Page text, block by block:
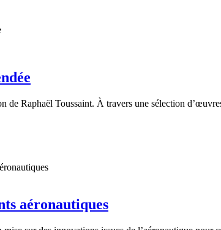
Raphaël Toussaint. À travers une sélection
aéronautiques